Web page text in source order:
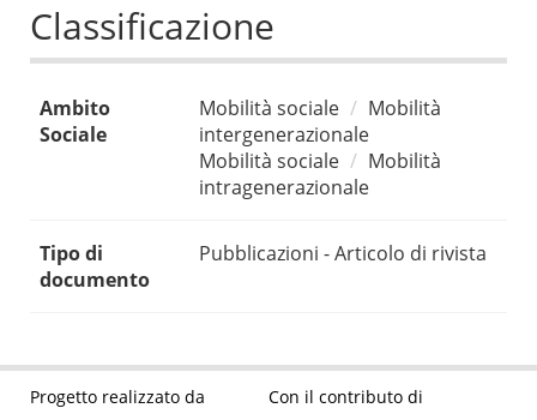
Classificazione
Ambito
Sociale
Mobilità sociale
Mobilità
intergenerazionale
Mobilità sociale
Mobilità
intragenerazionale
Tipo di
documento
Pubblicazioni - Articolo di rivista
Progetto realizzato da Con il contributo di